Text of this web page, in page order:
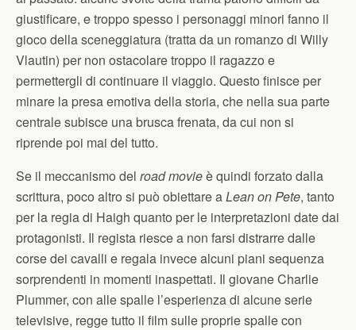
giustificare, e troppo spesso i personaggi minori fanno il
gioco della sceneggiatura (tratta da un romanzo di Willy
Vlautin) per non ostacolare troppo il ragazzo e
permettergli di continuare il viaggio. Questo finisce per
minare la presa emotiva della storia, che nella sua parte
centrale subisce una brusca frenata, da cui non si
riprende poi mai del tutto.
Se il meccanismo del road movieè quindi forzato dalla
scrittura, poco altro si può obiettare aLean on Pete, tanto
per la regia di Haigh quanto per le interpretazioni date dai
protagonisti. Il regista riesce a non farsi distrarre dalle
corse dei cavalli e regala invece alcuni piani sequenza
sorprendenti in momenti inaspettati. Il giovane Charlie
Plummer, con alle spalle l’esperienza di alcune serie
televisive, regge tutto il film sulle proprie spalle con